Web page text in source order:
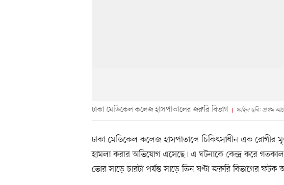
ঢাকা মেডিকেল কলেজ হাসপাতালের জরুরি বিভাগ ফাইল ছবি: প্রথম
ঢাকা মেডিকেল কলেজ হাসপাতালে চিকিৎসাধীন এক রোগীর
হামলা করার অভিযোগ এসেছে। এ ঘটনাকে কেন্দ্র করে
ভোর সাড়ে চারটা পর্যন্ত সাড়ে তিন ঘণ্টা জরুরি বিভাগের ফটক